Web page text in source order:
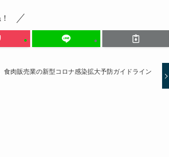
食肉販売業の新型コロナ感染拡大予防ガイドライン